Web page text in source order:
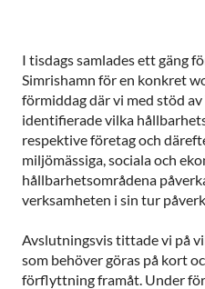
I tisdags samlades ett gäng
Simrishamn för en konkret
förmiddag där vi med stöd
identifierade vilka
respektive företag och
miljömässiga, sociala och
hållbarhetsområdena
verksamheten i sin tur
Avslutningsvis tittade vi på
som behöver göras på kort
förflyttning framåt. Under